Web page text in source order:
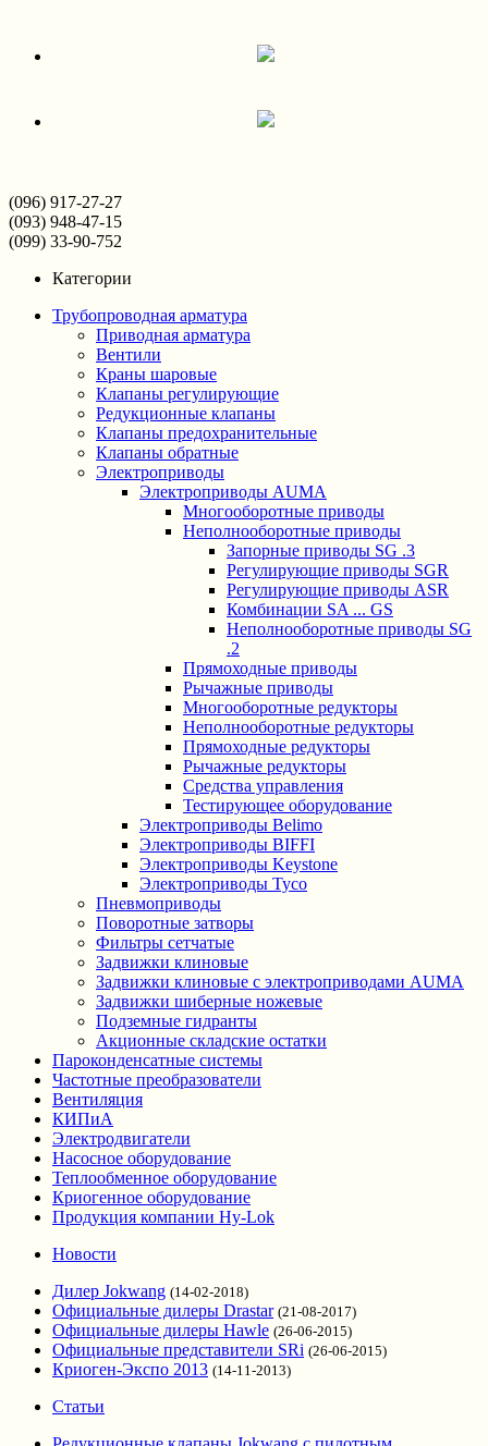
(096) 917-27-27
(093) 948-47-15
(099) 33-90-752
Категории
Трубопроводная арматура
Приводная арматура
Вентили
Краны шаровые
Клапаны регулирующие
Редукционные клапаны
Клапаны предохранительные
Клапаны обратные
Электроприводы
Электроприводы AUMA
Многооборотные приводы
Неполнооборотные приводы
Запорные приводы SG .3
Регулирующие приводы SGR
Регулирующие приводы ASR
Комбинации SA ... GS
Неполнооборотные приводы SG
.2
Прямоходные приводы
Рычажные приводы
Многооборотные редукторы
Неполнооборотные редукторы
Прямоходные редукторы
Рычажные редукторы
Средства управления
Тестирующее оборудование
Электроприводы Belimo
Электроприводы BIFFI
Электроприводы Keystone
Электроприводы Tyco
Пневмоприводы
Поворотные затворы
Фильтры сетчатые
Задвижки клиновые
Задвижки клиновые с электроприводами AUMA
Задвижки шиберные ножевые
Подземные гидранты
Акционные складские остатки
Пароконденсатные системы
Частотные преобразователи
Вентиляция
КИПиА
Электродвигатели
Насосное оборудование
Теплообменное оборудование
Криогенное оборудование
Продукция компании Hy-Lok
Новости
Дилер Jokwang (14-02-2018)
Официальные дилеры Drastar (21-08-2017)
Официальные дилеры Hawle (26-06-2015)
Официальные представители SRi (26-06-2015)
Криоген-Экспо 2013 (14-11-2013)
Статьи